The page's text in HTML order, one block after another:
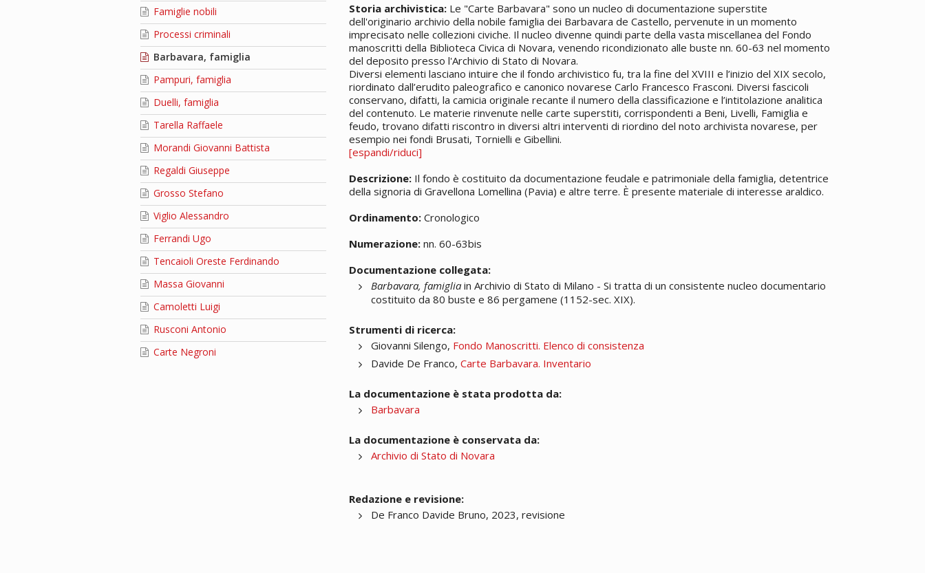
Famiglie nobili
Processi criminali
Barbavara, famiglia
Pampuri, famiglia
Duelli, famiglia
Tarella Raffaele
Morandi Giovanni Battista
Regaldi Giuseppe
Grosso Stefano
Viglio Alessandro
Ferrandi Ugo
Tencaioli Oreste Ferdinando
Massa Giovanni
Camoletti Luigi
Rusconi Antonio
Carte Negroni
Storia archivistica: Le "Carte Barbavara" sono un nucleo di documentazione superstite
dell'originario archivio della nobile famiglia dei Barbavara de Castello, pervenute in un momento
imprecisato nelle collezioni civiche. Il nucleo divenne quindi parte della vasta miscellanea del Fondo
manoscritti della Biblioteca Civica di Novara, venendo ricondizionato alle buste nn. 60-63 nel momento
del deposito presso l'Archivio di Stato di Novara.
Diversi elementi lasciano intuire che il fondo archivistico fu, tra la fine del XVIII e l’inizio del XIX secolo,
riordinato dall’erudito paleografico e canonico novarese Carlo Francesco Frasconi. Diversi fascicoli
conservano, difatti, la camicia originale recante il numero della classificazione e l’intitolazione analitica
del contenuto. Le materie rinvenute nelle carte superstiti, corrispondenti a Beni, Livelli, Famiglia e
feudo, trovano difatti riscontro in diversi altri interventi di riordino del noto archivista novarese, per
esempio nei fondi Brusati, Tornielli e Gibellini.
[espandi/riduci]
Descrizione: Il fondo è costituito da documentazione feudale e patrimoniale della famiglia, detentrice
della signoria di Gravellona Lomellina (Pavia) e altre terre. È presente materiale di interesse araldico.
Ordinamento: Cronologico
Numerazione: nn. 60-63bis
Documentazione collegata:
Barbavara, famiglia in Archivio di Stato di Milano - Si tratta di un consistente nucleo documentario
costituito da 80 buste e 86 pergamene (1152-sec. XIX).
Strumenti di ricerca:
Giovanni Silengo, Fondo Manoscritti. Elenco di consistenza
Davide De Franco,Carte Barbavara. Inventario
La documentazione è stata prodotta da:
Barbavara
La documentazione è conservata da:
Archivio di Stato di Novara
Redazione e revisione:
De Franco Davide Bruno, 2023, revisione